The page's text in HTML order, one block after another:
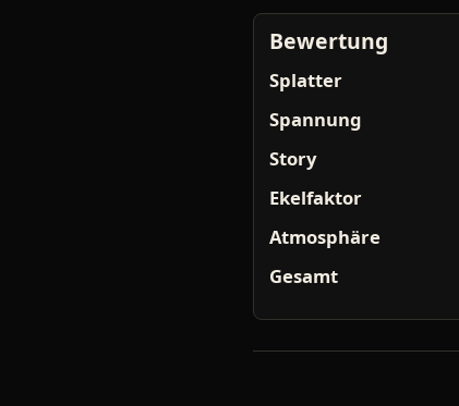
Bewertung
Splatter
Spannung
Story
Ekelfaktor
Atmosphäre
Gesamt